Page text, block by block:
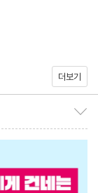
고, 대다수 무주택
주는 부동산 상식
라는 세계의 처음
적이면서도 체계적
더보기